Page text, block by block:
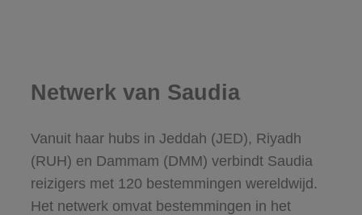
Netwerk van Saudia
Vanuit haar hubs in Jeddah (JED), Riyadh
(RUH) en Dammam (DMM) verbindt Saudia
reizigers met 120 bestemmingen wereldwijd.
Het netwerk omvat bestemmingen in het